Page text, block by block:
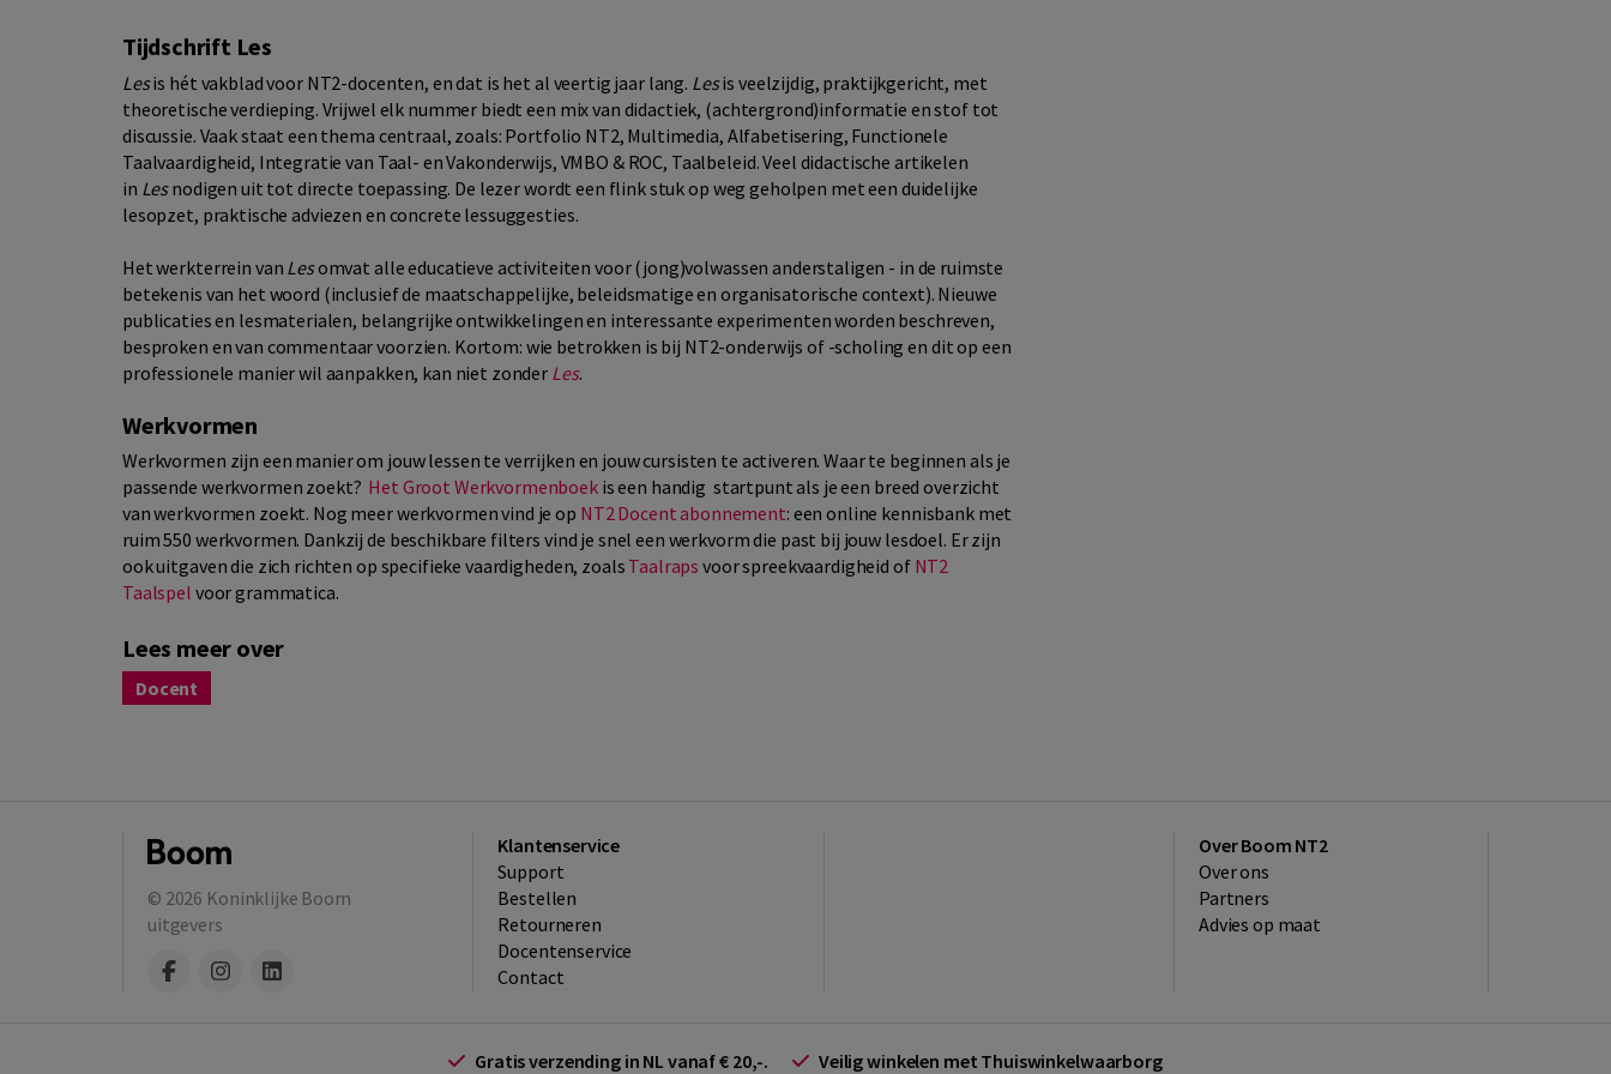
Tijdschrift Les
Lesis hét vakblad voor NT2-docenten, en dat is het al veertig jaar lang. Lesis veelzijdig, praktijkgericht, met
theoretische verdieping. Vrijwel elk nummer biedt een mix van didactiek, (achtergrond)informatie en stof tot
discussie. Vaak staat een thema centraal, zoals: Portfolio NT2, Multimedia, Alfabetisering, Functionele
Taalvaardigheid, Integratie van Taal- en Vakonderwijs, VMBO & ROC, Taalbeleid. Veel didactische artikelen
in Lesnodigen uit tot directe toepassing. De lezer wordt een flink stuk op weg geholpen met een duidelijke
lesopzet, praktische adviezen en concrete lessuggesties.
Het werkterrein van Lesomvat alle educatieve activiteiten voor (jong)volwassen anderstaligen - in de ruimste
betekenis van het woord (inclusief de maatschappelijke, beleidsmatige en organisatorische context). Nieuwe
publicaties en lesmaterialen, belangrijke ontwikkelingen en interessante experimenten worden beschreven,
besproken en van commentaar voorzien. Kortom: wie betrokken is bij NT2-onderwijs of -scholing en dit op een
professionele manier wil aanpakken, kan niet zonder Les.
Werkvormen
Werkvormen zijn een manier om jouw lessen te verrijken en jouw cursisten te activeren. Waar te beginnen als je
passende werkvormen zoekt? Het Groot Werkvormenboekis een handig startpunt als je een breed overzicht
van werkvormen zoekt. Nog meer werkvormen vind je op NT2 Docent abonnement: een online kennisbank met
ruim 550 werkvormen. Dankzij de beschikbare filters vind je snel een werkvorm die past bij jouw lesdoel. Er zijn
ook uitgaven die zich richten op specifieke vaardigheden, zoals Taalraps voor spreekvaardigheid of NT2
Taalspel voor grammatica.
Lees meer over
Docent
© 2026 Koninklijke Boom
uitgevers
Klantenservice
Support
Bestellen
​Retourneren
Docentenservice
Contact
Over Boom NT2
Over ons
Partners
Advies op maat
Gratis verzending in NL vanaf € 20,-. Veilig winkelen met Thuiswinkelwaarborg